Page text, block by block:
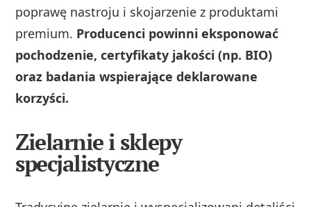
poprawę nastroju i skojarzenie z produktami
premium. Producenci powinni eksponować
pochodzenie, certyfikaty jakości (np. BIO)
oraz badania wspierające deklarowane
korzyści.
Zielarnie i sklepy
specjalistyczne